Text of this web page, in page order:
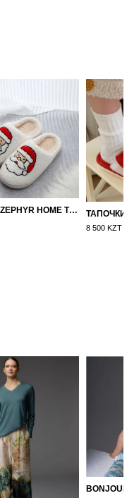
ТАПОЧКИ ZEPHYR HOME ТЕДДИ ДЕД МОРОЗ NEW
8 500 KZT